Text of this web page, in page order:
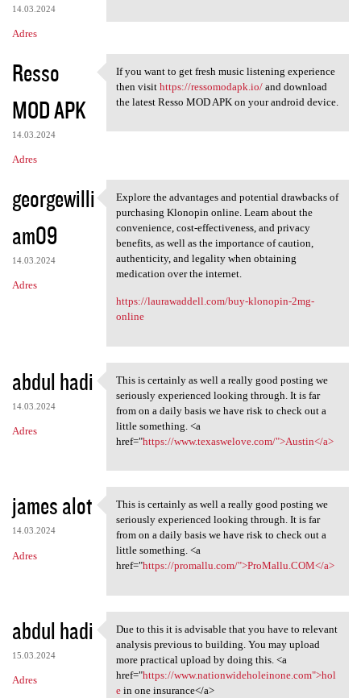
14.03.2024
Adres
Resso
MOD APK
14.03.2024
Adres
If you want to get fresh
If you want to get fresh music listening experience
then visit https://ressomodapk.io/and download
the latest Resso MOD APK on your android device.
georgewilli
am09
14.03.2024
Adres
Explore the advantages and
Explore the advantages and potential drawbacks of
purchasing Klonopin online. Learn about the
convenience, cost-effectiveness, and privacy
benefits, as well as the importance of caution,
authenticity, and legality when obtaining
medication over the internet.
https://laurawaddell.com/buy-klonopin-2mg-
online
abdul hadi
14.03.2024
Adres
This is certainly as well a
This is certainly as well a really good posting we
seriously experienced looking through. It is far
from on a daily basis we have risk to check out a
little something. <a
href="https://www.texaswelove.com/">Austin</a>
james alot
14.03.2024
Adres
This is certainly as well a
This is certainly as well a really good posting we
seriously experienced looking through. It is far
from on a daily basis we have risk to check out a
little something. <a
href="https://promallu.com/">ProMallu.COM</a>
abdul hadi
15.03.2024
Adres
Due to this it is advisable
Due to this it is advisable that you have to relevant
analysis previous to building. You may upload
more practical upload by doing this. <a
href="https://www.nationwideholeinone.com">hol
ein one insurance</a>